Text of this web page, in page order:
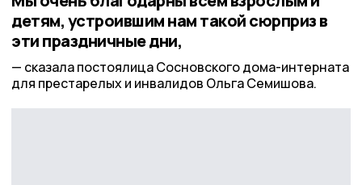
детям, устроившим нам такой сюрприз в
эти праздничные дни,
сказала постоялица Сосновского дома-интерната
для престарелых и инвалидов Ольга Семишова.